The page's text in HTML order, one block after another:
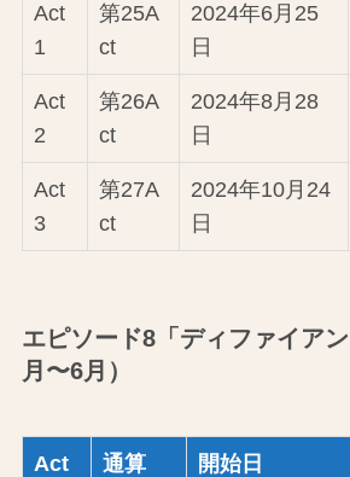
Act
1
第25A
ct
2024年6月25
日
Act
2
第26A
ct
2024年8月28
日
Act
3
第27A
ct
2024年10月24
日
エピソード8「ディファイア
月〜6月）
Act 通算 開始日